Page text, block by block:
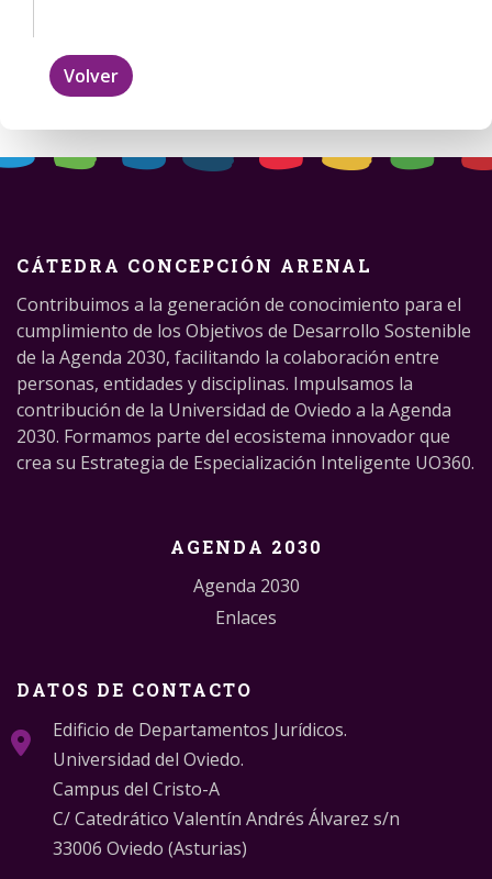
Volver
CÁTEDRA CONCEPCIÓN ARENAL
Contribuimos a la generación de conocimiento para el
cumplimiento de los Objetivos de Desarrollo Sostenible
de la Agenda 2030, facilitando la colaboración entre
personas, entidades y disciplinas. Impulsamos la
contribución de la Universidad de Oviedo a la Agenda
2030. Formamos parte del ecosistema innovador que
crea su Estrategia de Especialización Inteligente UO360.
AGENDA 2030
Agenda 2030
Enlaces
DATOS DE CONTACTO
Edificio de Departamentos Jurídicos.
Universidad del Oviedo.
Campus del Cristo-A
C/ Catedrático Valentín Andrés Álvarez s/n
33006 Oviedo (Asturias)